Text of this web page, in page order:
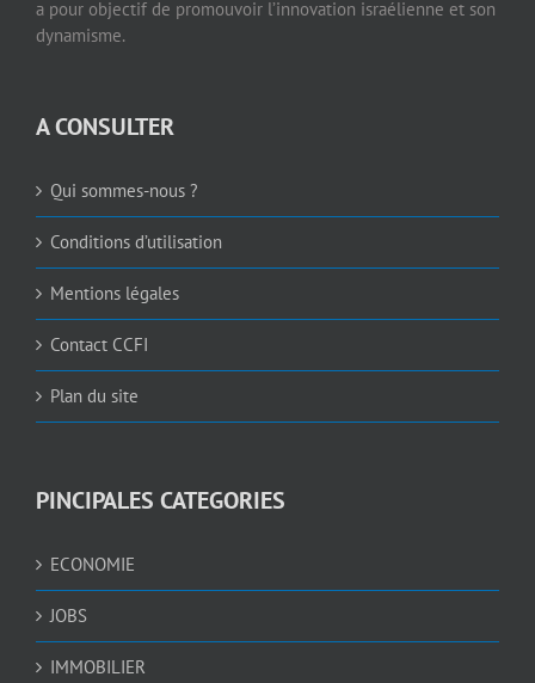
portail de langue française de la Silicon Valley israélienne et
a pour objectif de promouvoir l’innovation israélienne et son
Qui sommes-nous ?
Conditions d’utilisation
Mentions légales
Contact CCFI
ECONOMIE
JOBS